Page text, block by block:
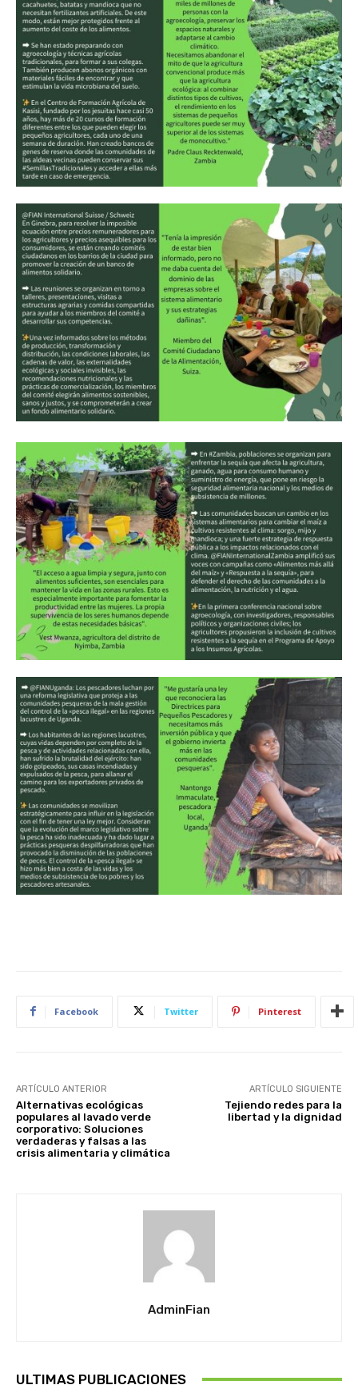
Facebook Twitter Pinterest
ARTÍCULO ANTERIOR
Alternativas ecológicas
populares al lavado verde
corporativo: Soluciones
verdaderas y falsas a las
crisis alimentaria y climática
ARTÍCULO SIGUIENTE
Tejiendo redes para la
libertad y la dignidad
AdminFian
ULTIMAS PUBLICACIONES